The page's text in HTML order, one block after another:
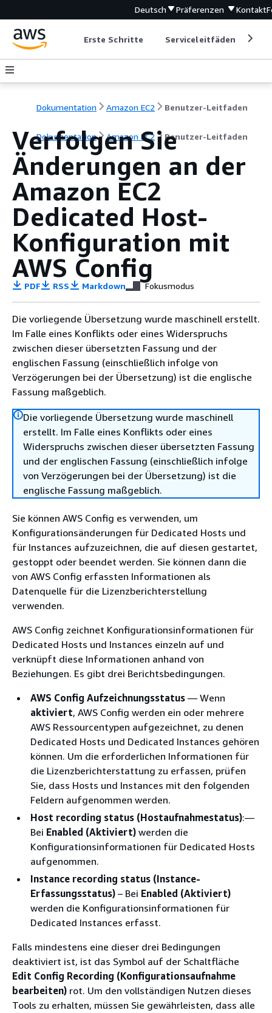
Deutsch Präferenzen Kontakt
Erste Schritte Serviceleitfäden
Dokumentation Amazon EC2 Benutzer-Leitfaden
Dokumentation Amazon EC2 Benutzer-Leitfaden
Verfolgen Sie
Änderungen an der
Amazon EC2
Dedicated Host-
Konfiguration mit
AWS Config
PDF RSS Markdown Fokusmodus
Die vorliegende Übersetzung wurde maschinell erstellt.
Im Falle eines Konflikts oder eines Widerspruchs
zwischen dieser übersetzten Fassung und der
englischen Fassung (einschließlich infolge von
Verzögerungen bei der Übersetzung) ist die englische
Fassung maßgeblich.
Die vorliegende Übersetzung wurde maschinell
erstellt. Im Falle eines Konflikts oder eines
Widerspruchs zwischen dieser übersetzten Fassung
und der englischen Fassung (einschließlich infolge
von Verzögerungen bei der Übersetzung) ist die
englische Fassung maßgeblich.
Sie können AWS Config es verwenden, um
Konfigurationsänderungen für Dedicated Hosts und
für Instances aufzuzeichnen, die auf diesen gestartet,
gestoppt oder beendet werden. Sie können dann die
von AWS Config erfassten Informationen als
Datenquelle für die Lizenzberichterstellung
verwenden.
AWS Config zeichnet Konfigurationsinformationen für
Dedicated Hosts und Instances einzeln auf und
verknüpft diese Informationen anhand von
Beziehungen. Es gibt drei Berichtsbedingungen.
AWS Config Aufzeichnungsstatus — Wenn
aktiviert, AWS Config werden ein oder mehrere
AWS Ressourcentypen aufgezeichnet, zu denen
Dedicated Hosts und Dedicated Instances gehören
können. Um die erforderlichen Informationen für
die Lizenzberichterstattung zu erfassen, prüfen
Sie, dass Hosts und Instances mit den folgenden
Feldern aufgenommen werden.
Host recording status (Hostaufnahmestatus):—
Bei Enabled (Aktiviert) werden die
Konfigurationsinformationen für Dedicated Hosts
aufgenommen.
Instance recording status (Instance-
Erfassungsstatus) – Bei Enabled (Aktiviert)
werden die Konfigurationsinformationen für
Dedicated Instances erfasst.
Falls mindestens eine dieser drei Bedingungen
deaktiviert ist, ist das Symbol auf der Schaltfläche
Edit Config Recording (Konfigurationsaufnahme
bearbeiten) rot. Um den vollständigen Nutzen dieses
Tools zu erhalten, müssen Sie gewährleisten, dass alle